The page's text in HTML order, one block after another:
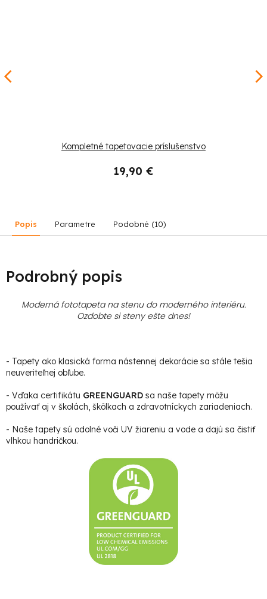
Kompletné tapetovacie príslušenstvo
19,90 €
Popis Parametre Podobné (10)
Podrobný popis
Moderná fototapeta na stenu do moderného interiéru.
Ozdobte si steny ešte dnes!
- Tapety ako klasická forma nástennej dekorácie sa stále tešia
neuveriteľnej obľube.
- Vďaka certifikátu GREENGUARD sa naše tapety môžu
používať aj v školách, škôlkach a zdravotníckych zariadeniach.
- Naše tapety sú odolné voči UV žiareniu a vode a dajú sa čistiť
vlhkou handričkou.